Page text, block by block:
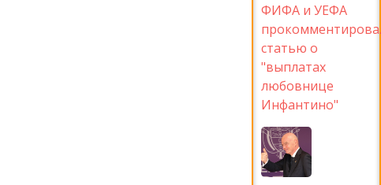
ФИФА и УЕФА
статью о
"выплатах
любовнице
Инфантино"